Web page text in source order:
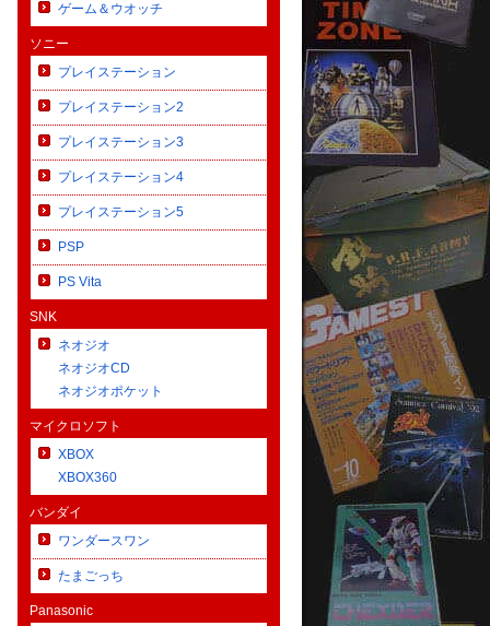
ゲーム＆ウオッチ
ソニー
プレイステーション
プレイステーション2
プレイステーション3
プレイステーション4
プレイステーション5
PSP
PS Vita
SNK
ネオジオ
ネオジオCD
ネオジオポケット
マイクロソフト
XBOX
XBOX360
バンダイ
ワンダースワン
たまごっち
Panasonic